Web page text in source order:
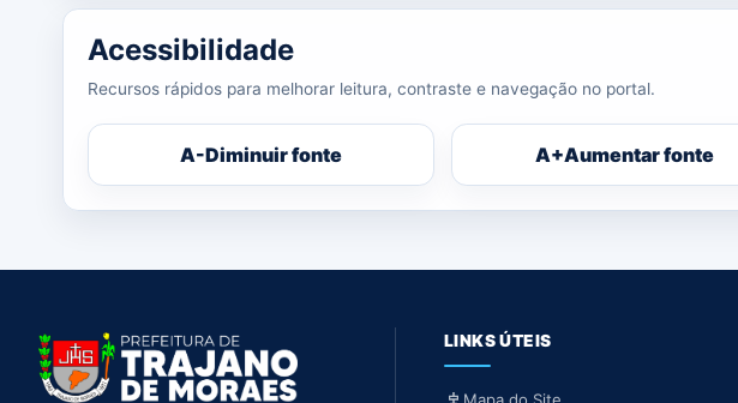
Acessibilidade
Recursos rápidos para melhorar leitura, contraste e navegação no portal.
A-Diminuir fonte A+Aumentar fonte
LINKS ÚTEIS